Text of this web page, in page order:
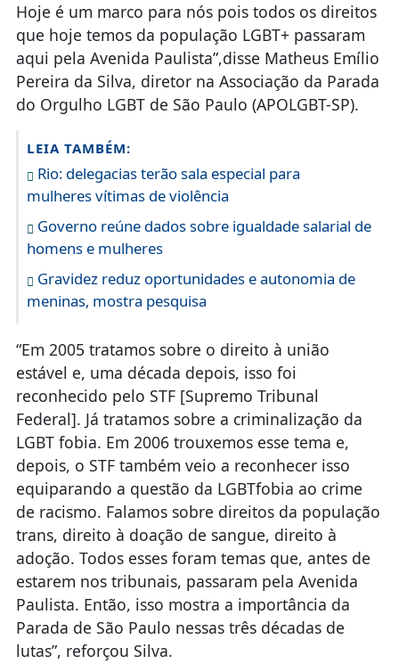
Hoje é um marco para nós pois todos os direitos
que hoje temos da população LGBT+ passaram
aqui pela Avenida Paulista”,disse Matheus Emílio
Pereira da Silva, diretor na Associação da Parada
do Orgulho LGBT de São Paulo (APOLGBT-SP).
LEIA TAMBÉM:
Rio: delegacias terão sala especial para
mulheres vítimas de violência
Governo reúne dados sobre igualdade salarial de
homens e mulheres
Gravidez reduz oportunidades e autonomia de
meninas, mostra pesquisa
“Em 2005 tratamos sobre o direito à união
estável e, uma década depois, isso foi
reconhecido pelo STF [Supremo Tribunal
Federal]. Já tratamos sobre a criminalização da
LGBT fobia. Em 2006 trouxemos esse tema e,
depois, o STF também veio a reconhecer isso
equiparando a questão da LGBTfobia ao crime
de racismo. Falamos sobre direitos da população
trans, direito à doação de sangue, direito à
adoção. Todos esses foram temas que, antes de
estarem nos tribunais, passaram pela Avenida
Paulista. Então, isso mostra a importância da
Parada de São Paulo nessas três décadas de
lutas”, reforçou Silva.